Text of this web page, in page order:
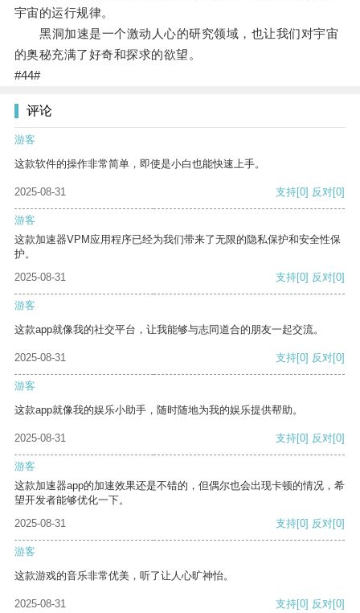
宇宙的运行规律。
黑洞加速是一个激动人心的研究领域，也让我们对宇宙
的奥秘充满了好奇和探求的欲望。
#44#
评论
游客
这款软件的操作非常简单，即使是小白也能快速上手。
2025-08-31 支持[0] 反对[0]
游客
这款加速器VPM应用程序已经为我们带来了无限的隐私保护和安全性保
护。
2025-08-31
支持[0] 反对[0]
游客
这款app就像我的社交平台，让我能够与志同道合的朋友一起交流。
2025-08-31 支持[0] 反对[0]
游客
这款app就像我的娱乐小助手，随时随地为我的娱乐提供帮助。
2025-08-31 支持[0] 反对[0]
游客
这款加速器app的加速效果还是不错的，但偶尔也会出现卡顿的情况，希
望开发者能够优化一下。
2025-08-31
支持[0] 反对[0]
游客
这款游戏的音乐非常优美，听了让人心旷神怡。
2025-08-31 支持[0] 反对[0]